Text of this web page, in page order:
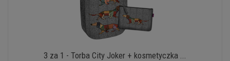
3 za 1 - Torba City Joker + kosmetyczka ...